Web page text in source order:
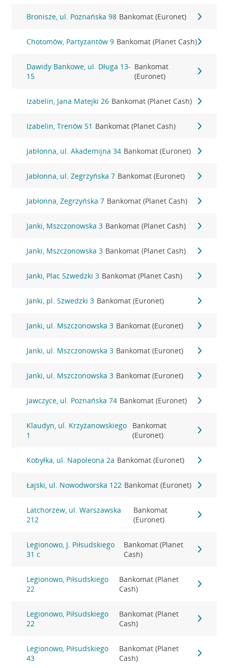
Bronisze, ul. Poznańska 98 Bankomat (Euronet)
Chotomów, Partyzantów 9 Bankomat (Planet Cash)
Dawidy Bankowe, ul. Długa 13-
15
Bankomat
(Euronet)
Izabelin, Jana Matejki 26 Bankomat (Planet Cash)
Izabelin, Trenów 51 Bankomat (Planet Cash)
Jabłonna, ul. Akademijna 34 Bankomat (Euronet)
Jabłonna, ul. Zegrzyńska 7 Bankomat (Euronet)
Jabłonna, Zegrzyńska 7 Bankomat (Planet Cash)
Janki, Mszczonowska 3 Bankomat (Planet Cash)
Janki, Mszczonowska 3 Bankomat (Planet Cash)
Janki, Plac Szwedzki 3 Bankomat (Planet Cash)
Janki, pl. Szwedzki 3 Bankomat (Euronet)
Janki, ul. Mszczonowska 3 Bankomat (Euronet)
Janki, ul. Mszczonowska 3 Bankomat (Euronet)
Janki, ul. Mszczonowska 3 Bankomat (Euronet)
Jawczyce, ul. Poznańska 74 Bankomat (Euronet)
Klaudyn, ul. Krzyżanowskiego
1
Bankomat
(Euronet)
Kobyłka, ul. Napoleona 2a Bankomat (Euronet)
Łajski, ul. Nowodworska 122 Bankomat (Euronet)
Latchorzew, ul. Warszawska
212
Bankomat
(Euronet)
Legionowo, J. Piłsudskiego
31 c
Bankomat (Planet
Cash)
Legionowo, Piłsudskiego
22
Bankomat (Planet
Cash)
Legionowo, Piłsudskiego
22
Bankomat (Planet
Cash)
Legionowo, Piłsudskiego
43
Bankomat (Planet
Cash)